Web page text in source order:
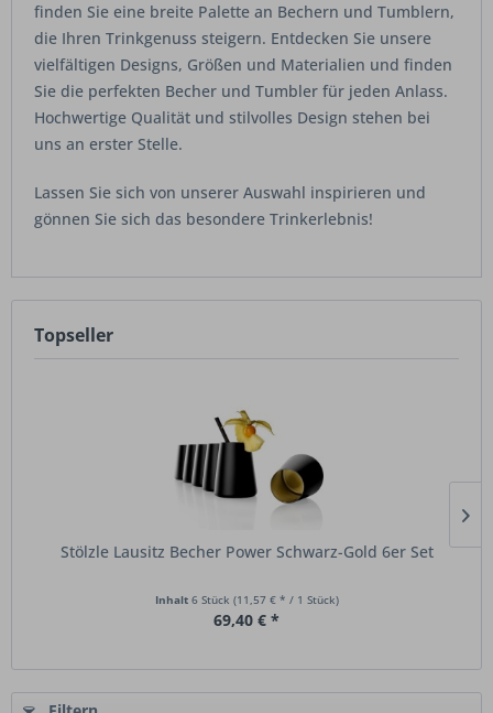
finden Sie eine breite Palette an Bechern und Tumblern,
die Ihren Trinkgenuss steigern. Entdecken Sie unsere
vielfältigen Designs, Größen und Materialien und finden
Sie die perfekten Becher und Tumbler für jeden Anlass.
Hochwertige Qualität und stilvolles Design stehen bei
uns an erster Stelle.
Lassen Sie sich von unserer Auswahl inspirieren und
gönnen Sie sich das besondere Trinkerlebnis!
Topseller
Stölzle Lausitz Becher Power Schwarz-Gold 6er Set
Inhalt 6 Stück (11,57 € * / 1 Stück)
69,40 € *